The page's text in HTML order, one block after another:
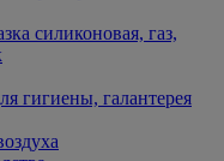
силиконовая, газ,
гигиены, галантерея